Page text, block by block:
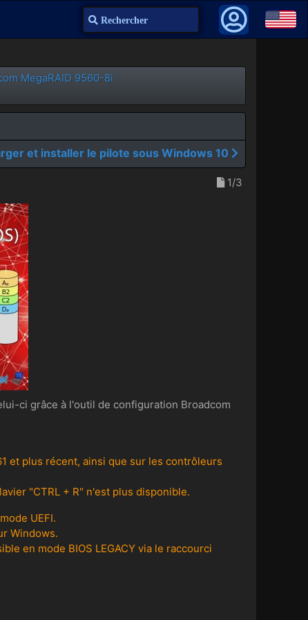
Recherche
MegaRAID 9560-8i
et installer le pilote sous Windows 10
1/3
ci grâce à l'outil de configuration Broadcom
et plus récent, ainsi que sur les contrôleurs
"CTRL + R" n'est plus disponible.
UEFI.
Windows.
en mode BIOS LEGACY via le raccourci